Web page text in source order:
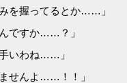
を握ってるとか……」
ですか……？」
いわね……」
せんよ……！！」